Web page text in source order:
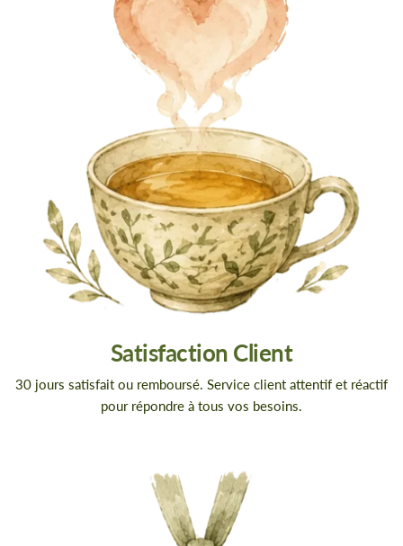
Satisfaction Client
30 jours satisfait ou remboursé. Service client attentif et réactif
pour répondre à tous vos besoins.